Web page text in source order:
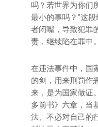
吗﹖若世界为你们
最小的事吗？”这
者闭嘴，导致犯罪
责，继续陷在罪中。
在违法事件中，国
的剑，用来刑罚作
来，是为国家做证
多前书》六章，当
法、不必对自己的